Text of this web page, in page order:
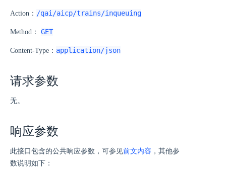
Action： /qai/aicp/trains/inqueuing
Method： GET
Content-Type： application/json
请求参数
无。
响应参数
此接口包含的公共响应参数，可参见前文内容 ，其他参
数说明如下：